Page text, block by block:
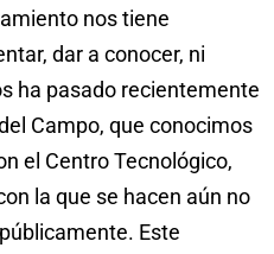
nos tiene
dar a conocer, ni
ha pasado recientemente
Campo, que conocimos
el Centro Tecnológico,
la que se hacen aún no
Este